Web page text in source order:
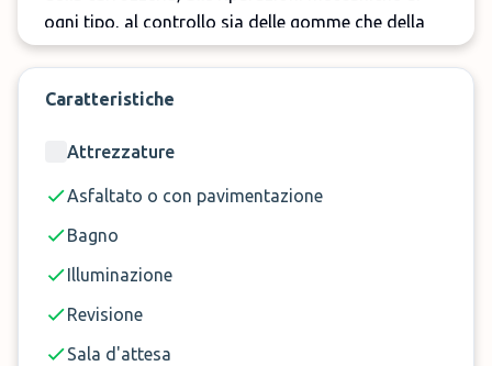
ogni tipo, al controllo sia delle gomme che della
carica della batteria, con macchinari di ultima
full service.
Prenota il parcheggio presso Autocar Toia di
Palermo in pochi click!
Caratteristiche
Attrezzature
Asfaltato o con pavimentazione
Bagno
Illuminazione
Revisione
Sala d'attesa